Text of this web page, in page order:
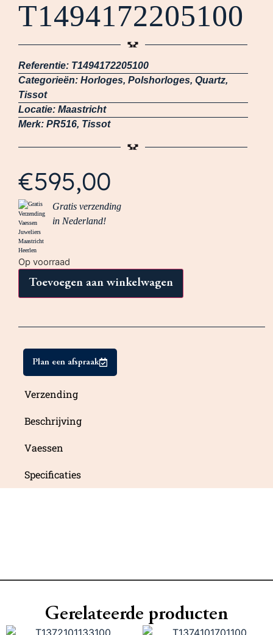
T1494172205100
Referentie: T1494172205100
Categorieën: Horloges, Polshorloges, Quartz,
Tissot
Locatie: Maastricht
Merk: PR516, Tissot
€595,00
Gratis verzending
in Nederland!
Op voorraad
Toevoegen aan winkelwagen
Plan een afspraak
Verzending
Beschrijving
Vaessen
Specificaties
Gerelateerde producten